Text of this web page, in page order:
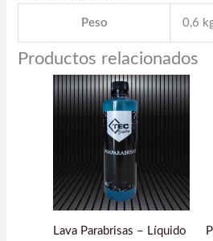
Peso 0,6
Productos relacionados
Lava Parabrisas – Líquido